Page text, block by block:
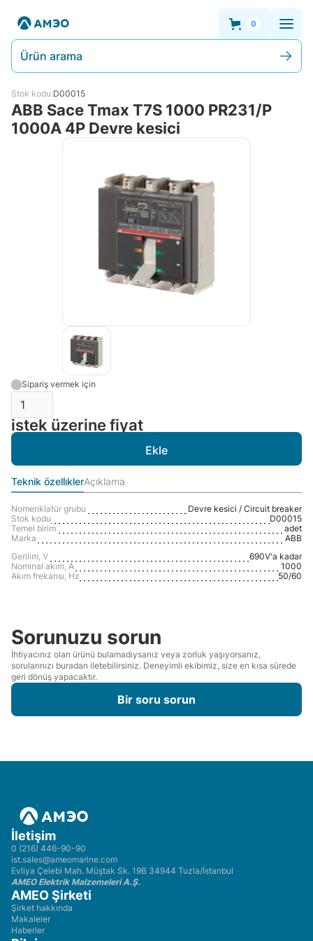
0
Ürün arama
Stok kodu:D00015
ABB Sace Tmax T7S 1000 PR231/P
1000A 4P Devre kesici
Sipariş vermek için
istek üzerine fiyat
Teknik özelli̇klerAçıklama
Nomenklatür grubu
Devre kesici / Circuit breaker
Stok kodu
D00015
Temel birim
adet
Marka
ABB
Gerilim, V
690V'a kadar
Nominal akım, A
1000
Akım frekansı, Hz
50/60
Sorunuzu sorun
İhtiyacınız olan ürünü bulamadıysanız veya zorluk yaşıyorsanız,
sorularınızı buradan iletebilirsiniz. Deneyimli ekibimiz, size en kısa sürede
geri dönüş yapacaktır.
Bir soru sorun
İletişim
0 (216) 446-90-90
ist.sales@ameomarine.com
Evliya Çelebi Mah. Müştak Sk. 19B 34944 Tuzla/İstanbul
AMEO Elektrik Malzemeleri A.Ş.
AMEO Şirketi
Şirket hakkında
Makaleler
Haberler